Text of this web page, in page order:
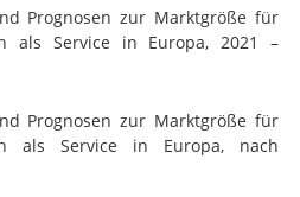
Prognosen zur Marktgröße für
als Service in Europa, 2021 –
Prognosen zur Marktgröße für
als Service in Europa, nach